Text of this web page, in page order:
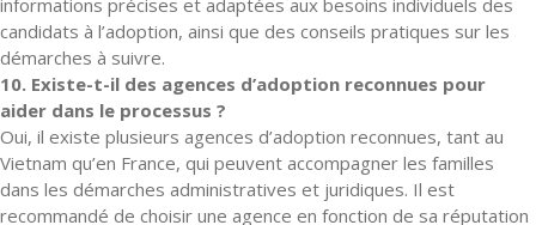
informations précises et adaptées aux besoins individuels des
candidats à l’adoption, ainsi que des conseils pratiques sur les
démarches à suivre.
10. Existe-t-il des agences d’adoption reconnues pour
aider dans le processus ?
Oui, il existe plusieurs agences d’adoption reconnues, tant au
Vietnam qu’en France, qui peuvent accompagner les familles
dans les démarches administratives et juridiques. Il est
recommandé de choisir une agence en fonction de sa réputation